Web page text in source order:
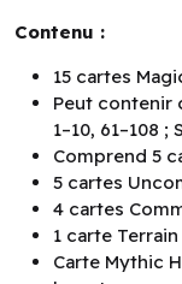
Contenu :
15 cartes
Peut contenir
1–10, 61–108 ;
Comprend 5
5 cartes
4 cartes
1 carte Terrain
Carte Mythic